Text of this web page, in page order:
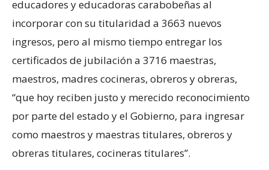
educadores y educadoras carabobeñas al
incorporar con su titularidad a 3663 nuevos
ingresos, pero al mismo tiempo entregar los
certificados de jubilación a 3716 maestras,
maestros, madres cocineras, obreros y obreras,
“que hoy reciben justo y merecido reconocimiento
por parte del estado y el Gobierno, para ingresar
como maestros y maestras titulares, obreros y
obreras titulares, cocineras titulares”.